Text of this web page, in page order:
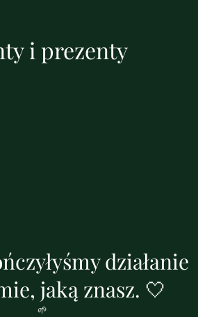
i prezenty
działanie
jaką znasz. 🤍
🌱